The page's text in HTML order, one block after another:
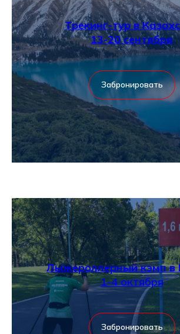
Трекинг-тур в
13-20 сентября
Забронировать
Лыжероллерный кэмп в
1-4 октября
Забронировать